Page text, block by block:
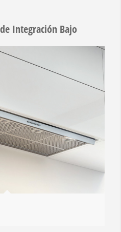
Integración Bajo